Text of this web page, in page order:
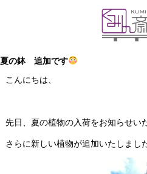
夏の鉢 追加です
こんにちは、
先日、夏の植物の入荷をお知らせい
さらに新しい植物が追加いたしまし